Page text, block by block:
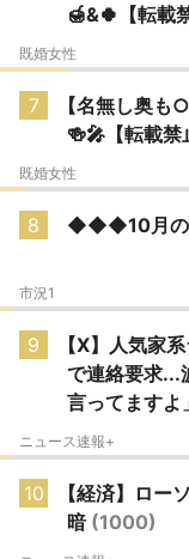
🍯&🍀【転載
既婚女性
7
【名無し奥
🍻🎤【転載禁
既婚女性
8 ◆◆◆10月
市況1
9
【X】人気家
で連絡要求...
言ってますよ
ニュース速報+
10
【経済】ロー
暗 (1000)